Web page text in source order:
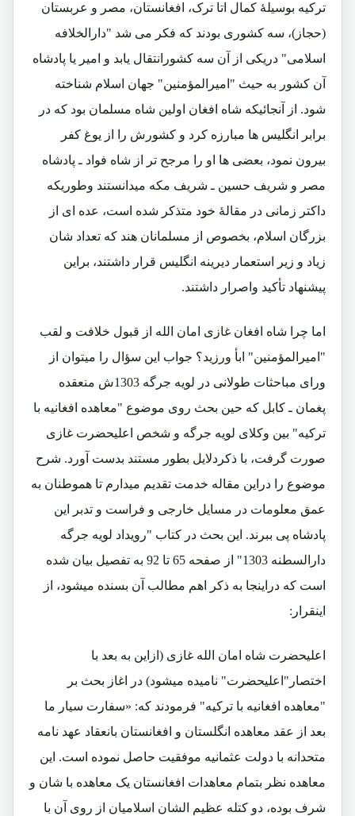
ترکیه بوسیلۀ کمال اتا ترک، افغانستان، مصر و عربستان
(حجاز)، سه کشوری بودند که فکر می شد "دارالخلافه
اسلامی" دریکی از آن سه کشورانتقال یابد و امیر یا پادشاه
آن کشور به حیث "امیرالمؤمنین" جهان اسلام شناخته
شود. از آنجائیکه شاه افغان اولین شاه مسلمان بود که در
برابر انگلیس ها مبارزه کرد و کشورش را از یوغ کفر
بیرون نمود، بعضی ها او را مرجح تر از شاه فواد ـ پادشاه
مصر و شریف حسین ـ شریف مکه میدانستند وطوریکه
داکتر زمانی در مقالۀ خود متذکر شده است، عده ای از
بزرگان اسلام، بخصوص از مسلمانان هند که تعداد شان
زیاد و زیر استعمار دیرینه انگلیس قرار داشتند، براین
پیشنهاد تأکید واصرار داشتند.
اما چرا شاه افغان غازی امان الله از قبول خلافت و لقب
"امیرالمؤمنین" ابأ ورزید؟ جواب این سؤال را میتوان از
ورای مباحثات طولانی در لویه جرگه 1303ش منعقده
پغمان ـ کابل که حین بحث روی موضوع "معاهده افغانیه با
ترکیه" بین وکلای لویه جرگه و شخص اعلیحضرت غازی
صورت گرفت، با ذکردلایل بطور مستند بدست آورد. شرح
موضوع را دراین مقاله خدمت تقدیم میدارم تا هموطنان به
عمق معلومات در مسایل خارجی و فراست و تدبر این
پادشاه پی ببرند. این بحث در کتاب "رویداد لویه جرگه
دارالسطنه 1303" از صفحه 65 تا 92 به تفصیل بیان شده
است که دراینجا به ذکر اهم مطالب آن بسنده میشود، از
اینقرار:
اعلیحضرت شاه امان الله غازی (ازاین به بعد با
اختصار"اعلیحضرت" نامیده میشود) در اغاز بحث بر
"معاهده افغانیه با ترکیه" فرمودند که: «سفارت سیار ما
بعد از عقد معاهده انگلستان و افغانستان بانعقاد عهد نامه
متحدانه با دولت عثمانیه موفقیت حاصل نموده است. این
معاهده نظر بتمام معاهدات افغانستان یک معاهده با شان و
شرف بوده، دو کتله عظیم الشان اسلامیان از روی آن با